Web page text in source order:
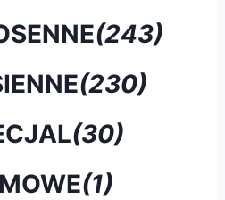
(243)
(230)
(30)
(1)